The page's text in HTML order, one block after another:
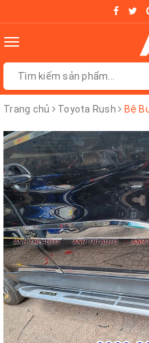
Toggle
Trang chủ Toyota Rush Bệ